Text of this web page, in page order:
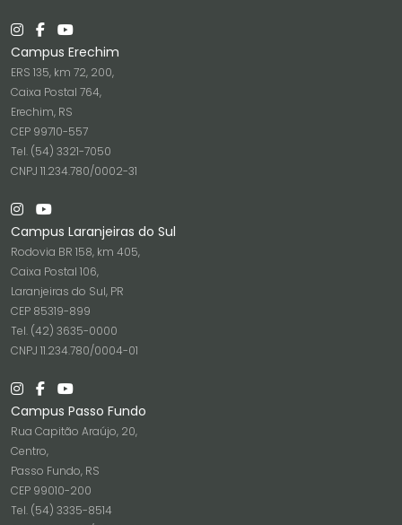
Campus Erechim
ERS 135, km 72, 200,
Caixa Postal 764,
Erechim, RS
CEP 99710-557
Tel. (54) 3321-7050
CNPJ 11.234.780/0002-31
Campus Laranjeiras do Sul
Rodovia BR 158, km 405,
Caixa Postal 106,
Laranjeiras do Sul, PR
CEP 85319-899
Tel. (42) 3635-0000
CNPJ 11.234.780/0004-01
Campus Passo Fundo
Rua Capitão Araújo, 20,
Centro,
Passo Fundo, RS
CEP 99010-200
Tel. (54) 3335-8514